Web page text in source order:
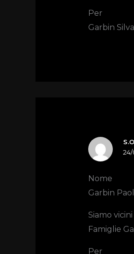
Per
Garbin
24/
Nome
Garbin
Siamo
Famiglie
Per